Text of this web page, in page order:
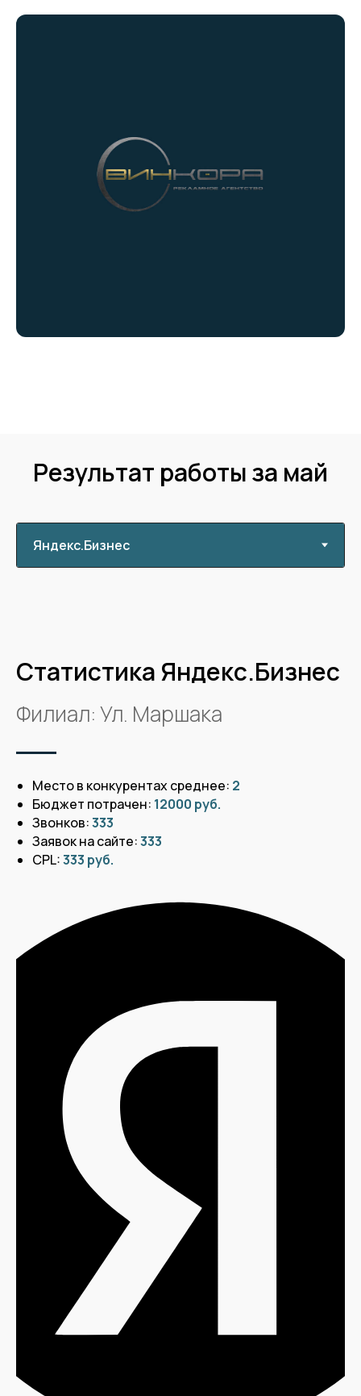
Результат работы за май
Статистика Яндекс.Бизнес
Филиал: Ул. Маршака
Место в конкурентах среднее: 2
Бюджет потрачен: 12000 руб.
Звонков:333
Заявок на сайте:333
CPL:333 руб.